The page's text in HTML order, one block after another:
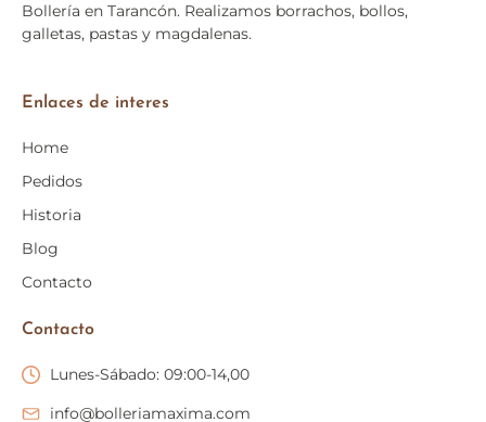
Bollería en Tarancón. Realizamos borrachos, bollos,
galletas, pastas y magdalenas.
Enlaces de interes
Home
Pedidos
Historia
Blog
Contacto
Contacto
Lunes-Sábado: 09:00-14,00
info@bolleriamaxima.com